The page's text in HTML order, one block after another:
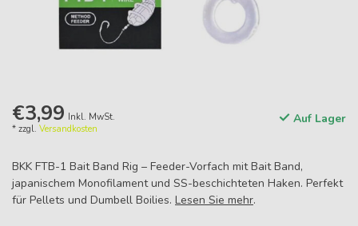
€3,99 Inkl. MwSt.
* zzgl. Versandkosten
Auf Lager
BKK FTB-1 Bait Band Rig – Feeder-Vorfach mit Bait Band,
japanischem Monofilament und SS-beschichteten Haken. Perfekt
für Pellets und Dumbell Boilies. Lesen Sie mehr.